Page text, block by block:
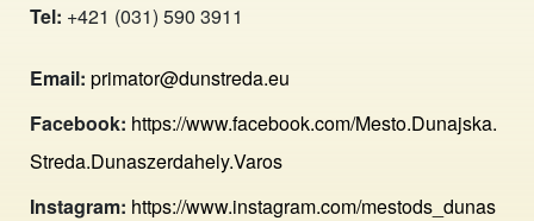
Tel: +421 (031) 590 3911
Email: primator@dunstreda.eu
Facebook: https://www.facebook.com/Mesto.Dunajska.
Streda.Dunaszerdahely.Varos
Instagram: https://www.instagram.com/mestods_dunas